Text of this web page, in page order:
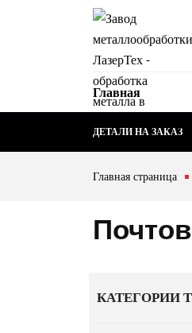
Главная
ДЕТАЛИ НА ЗАКАЗ
Главная страница
КАТЕГОРИИ